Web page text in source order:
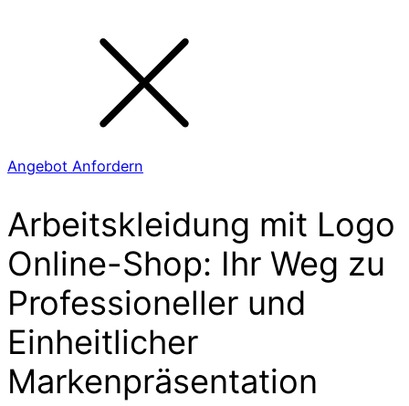
Angebot Anfordern
Arbeitskleidung mit Logo
Online-Shop: Ihr Weg zu
Professioneller und
Einheitlicher
Markenpräsentation